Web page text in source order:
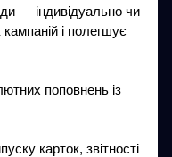
— індивідуально чи
і полегшує
поповнень із
карток, звітності